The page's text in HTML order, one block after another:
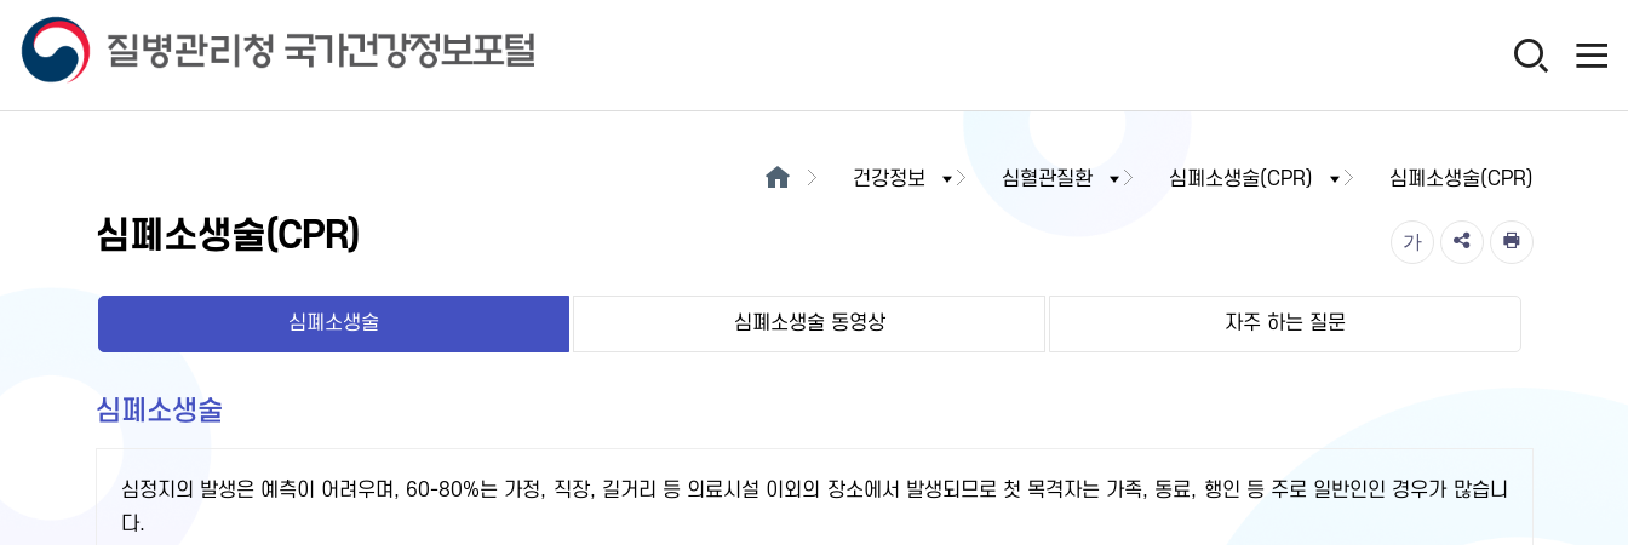
건강정보 심혈관질환 심폐소생술(CPR) 심폐소생술(CPR)
심폐소생술(CPR) 가
심폐소생술 심폐소생술 동영상 자주 하는 질문
심폐소생술
심정지의 발생은 예측이 어려우며, 60-80%는 가정, 직장, 길거리 등 의료시설 이외의 장소에서 발생되므로 첫 목격자는 가족, 동료, 행인 등 주로 일반인인 경우가 많습니
다.